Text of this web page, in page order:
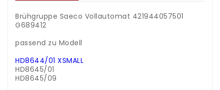
Brühgruppe Saeco Vollautomat 421944057501
G689412
passend zu Modell
HD8644/01 XSMALL
HD8645/01
HD8645/09